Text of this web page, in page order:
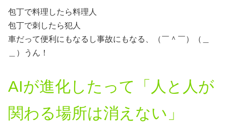
包丁で料理したら料理人
包丁で刺したら犯人
車だって便利にもなるし事故にもなる、（￣＾￣）（＿
＿）うん！
AIが進化したって「人と人が
関わる場所は消えない」